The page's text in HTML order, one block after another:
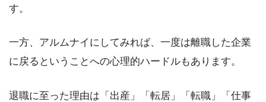
す。
一方、アルムナイにしてみれば、一度は離職した企業
に戻るということへの心理的ハードルもあります。
退職に至った理由は「出産」「転居」「転職」「仕事